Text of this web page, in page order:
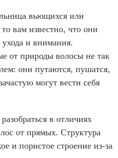
вьющихся или
вам известно, что они
ухода и внимания.
от природы волосы не так
они путаются, пушатся,
могут вести себя
в отличиях
от прямых. Структура
и пористое строение из-за